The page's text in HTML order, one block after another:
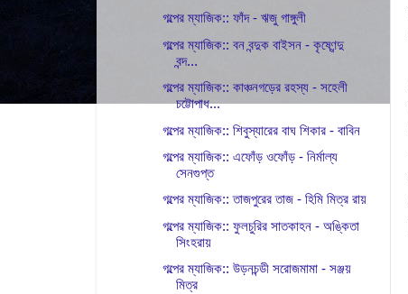
গল্পের ম্যাজিক:: ফাঁদ - ঋজু গাঙ্গুলী
গল্পের ম্যাজিক:: বন বন্দুক বাইসন - কৃষ্ণেন্দু
বন্দ...
গল্পের ম্যাজিক:: কাঞ্চনগড়ের রহস্য - সহেলী
চট্টোপাধ...
গল্পের ম্যাজিক:: শিবুস্যারের বাঘ শিকার - বাবিন
গল্পের ম্যাজিক:: এফোঁড় ওফোঁড় - নির্মাল্য
সেনগুপ্ত
গল্পের ম্যাজিক:: তাজপুরের তাজ - হিমি মিত্র রায়
গল্পের ম্যাজিক:: ফুলচুরির সাতকাহন - অঙ্কিতা
সিংহরায়
গল্পের ম্যাজিক:: উড়নচন্ডী সরোজমামা - সঞ্জয়
মিত্র